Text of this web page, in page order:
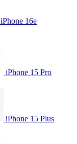
iPhone 16e
iPhone 15 Pro
iPhone 15 Plus